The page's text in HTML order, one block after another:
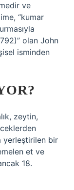
ve
“kumar
olan John
isminden
zeytin,
yerleştirilen bir
et ve
18.